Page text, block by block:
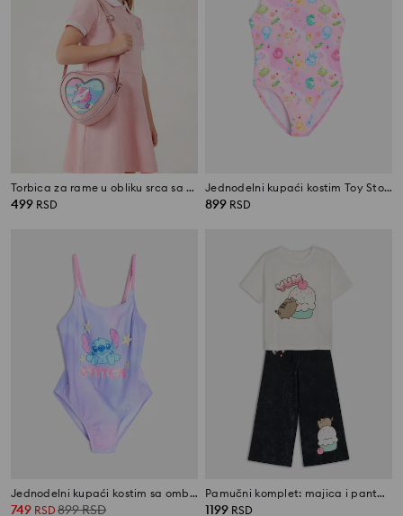
Torbica za rame u obliku srca sa šljokičastim motivom jednoroga
499 RSD
Jednodelni kupaći kostim Toy Story
899 RSD
Jednodelni kupaći kostim sa ombre efektom Stitch
749 RSD 899RSD
Pamučni komplet: majica i pantalone Pusheen the Cat
1199 RSD